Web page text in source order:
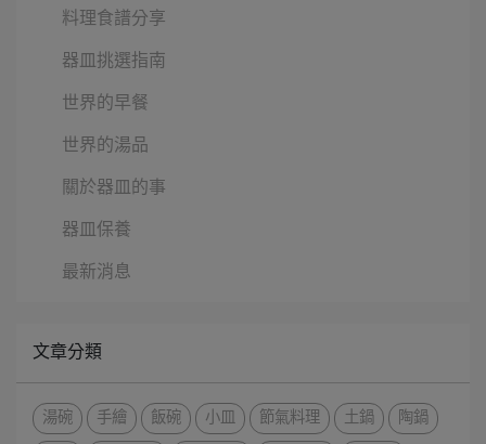
料理食譜分享
器皿挑選指南
世界的早餐
世界的湯品
關於器皿的事
器皿保養
最新消息
文章分類
湯碗 手繪 飯碗 小皿 節氣料理 土鍋
陶鍋